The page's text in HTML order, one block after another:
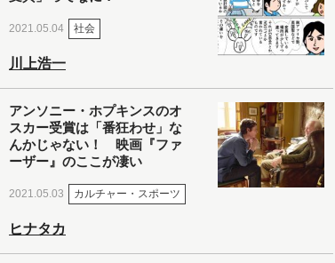
2021.05.04 社会
川上浩一
アンソニー・ホプキンスのオ
スカー受賞は「番狂わせ」な
んかじゃない！ 映画『ファ
ーザー』のここが凄い
2021.05.03 カルチャー・スポーツ
ヒナタカ